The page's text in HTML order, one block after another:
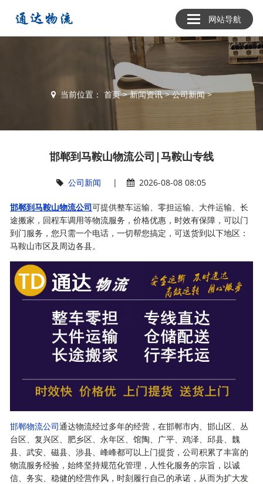
网站导航
当前位置： 首页>新闻资讯>公司新闻>
邯郸到马鞍山物流公司|马鞍山专线
公司新闻 | 2026-08-08 08:05
邯郸到马鞍山物流公司可提供整车运输、零担运输、大件运输、长
途搬家，回程车调用等物流服务，价格优惠，时效有保障，可以门
到门服务，您只需一个电话，一切帮您搞定，可送货到以下地区：
马鞍山市区及周边各县。
邯郸物流公司通达物流经过多年的经营，在邯郸市内、邯山区、丛
台区、复兴区、肥乡区、永年区、馆陶、广平、鸡泽、邱县、魏
县、武安、磁县、涉县、峰峰都可以上门提货，公司积累了丰富的
物流服务经验，始终坚持规范化管理，人性化服务的宗旨，以诚
信、务实、稳健的经营作风，时刻履行自己的承诺，从而为扩大发